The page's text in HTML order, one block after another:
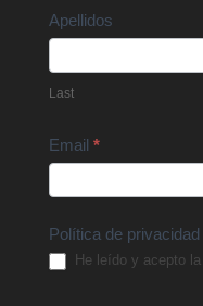
Apellidos
Last
Email *
Política de privacidad
He leído y acepto la